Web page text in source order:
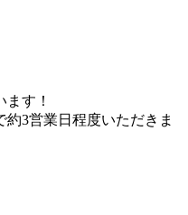
す！
3営業日程度いただきま